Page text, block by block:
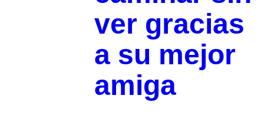
ver gracias
a su mejor
amiga